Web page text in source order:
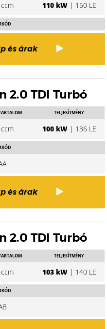
110 kW| 150 LE
és árak
2.0 TDI Turbó
TELJESÍTMÉNY
100 kW| 136 LE
és árak
2.0 TDI Turbó
TELJESÍTMÉNY
103 kW| 140 LE